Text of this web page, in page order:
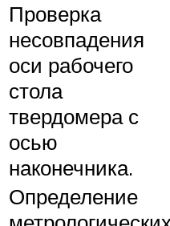
Проверка
несовпадения
оси рабочего
стола
твердомера с
осью
наконечника.
Определение